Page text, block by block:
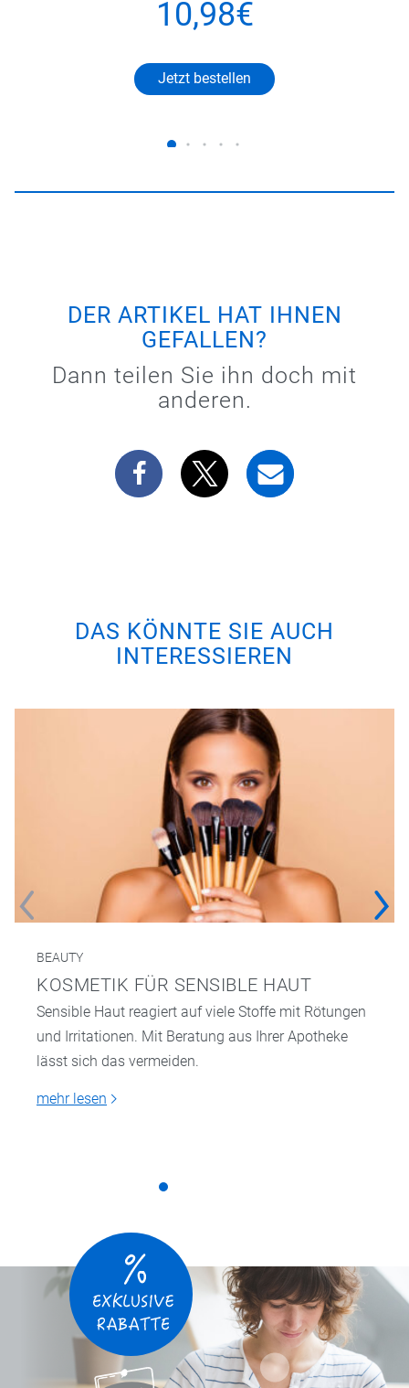
10,98€
Jetzt bestellen
DER ARTIKEL HAT IHNEN
GEFALLEN?
Dann teilen Sie ihn doch mit
anderen.
DAS KÖNNTE SIE AUCH
INTERESSIEREN
BEAUTY
KOSMETIK FÜR SENSIBLE HAUT
Sensible Haut reagiert auf viele Stoffe mit Rötungen
und Irritationen. Mit Beratung aus Ihrer Apotheke
lässt sich das vermeiden.
mehr lesen